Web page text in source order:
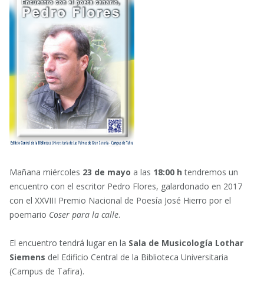
Mañana miércoles 23 de mayo a las 18:00 h tendremos un
encuentro con el escritor Pedro Flores, galardonado en 2017
con el XXVIII Premio Nacional de Poesía José Hierro por el
poemario Coser para la calle.
El encuentro tendrá lugar en la Sala de Musicología Lothar
Siemens del Edificio Central de la Biblioteca Universitaria
(Campus de Tafira).